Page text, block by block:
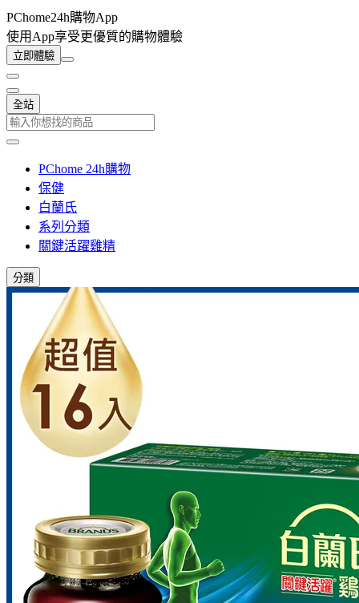
PChome24h購物App
使用App享受更優質的購物體驗
立即體驗
全站
PChome 24h購物
保健
白蘭氏
系列分類
關鍵活躍雞精
分類